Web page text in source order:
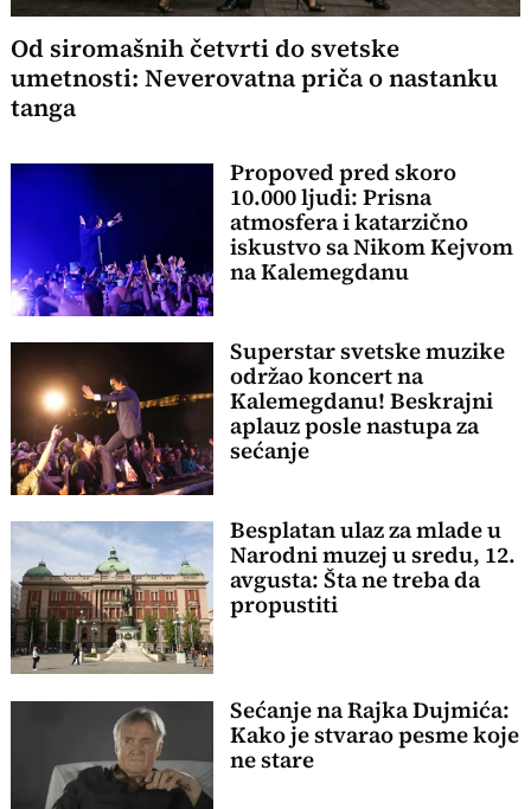
Od siromašnih četvrti do svetske
umetnosti: Neverovatna priča o nastanku
tanga
Propoved pred skoro
10.000 ljudi: Prisna
atmosfera i katarzično
iskustvo sa Nikom Kejvom
na Kalemegdanu
Superstar svetske muzike
održao koncert na
Kalemegdanu! Beskrajni
aplauz posle nastupa za
sećanje
Besplatan ulaz za mlade u
Narodni muzej u sredu, 12.
avgusta: Šta ne treba da
propustiti
Sećanje na Rajka Dujmića:
Kako je stvarao pesme koje
ne stare